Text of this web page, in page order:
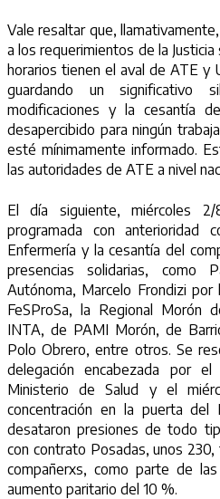
Vale resaltar que,
a los requerimientos de la
horarios tienen el aval de ATE y
guardando un significativo
modificaciones y la cesantía
desapercibido para ningún
esté mínimamente informado.
las autoridades de ATE a nivel
El día siguiente, miércoles
programada con anterioridad
Enfermería y la cesantía del
presencias solidarias, como
Autónoma, Marcelo Frondizi
FeSProSa, la Regional Morón
INTA, de PAMI Morón, de
Polo Obrero, entre otros. Se
delegación encabezada por
Ministerio de Salud y el
concentración en la puerta del
desataron presiones de todo
con contrato Posadas, unos
compañerxs, como parte de
aumento paritario del 10 %.